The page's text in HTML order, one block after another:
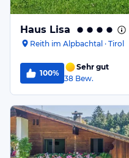
Haus Lisa
Reith im Alpbachtal · Tirol
100%
Sehr gut
38 Bew.